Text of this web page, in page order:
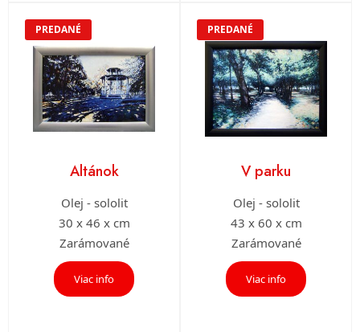
PREDANÉ
Altánok
Olej - sololit
30 x 46 x cm
Zarámované
Viac info
PREDANÉ
V parku
Olej - sololit
43 x 60 x cm
Zarámované
Viac info